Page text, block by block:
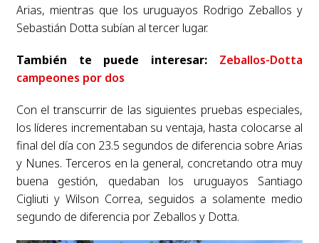
Arias, mientras que los uruguayos Rodrigo Zeballos y
Sebastián Dotta subían al tercer lugar.
También te puede interesar: Zeballos-Dotta
campeones por dos
Con el transcurrir de las siguientes pruebas especiales,
los líderes incrementaban su ventaja, hasta colocarse al
final del día con 23.5 segundos de diferencia sobre Arias
y Nunes. Terceros en la general, concretando otra muy
buena gestión, quedaban los uruguayos Santiago
Cigliuti y Wilson Correa, seguidos a solamente medio
segundo de diferencia por Zeballos y Dotta.